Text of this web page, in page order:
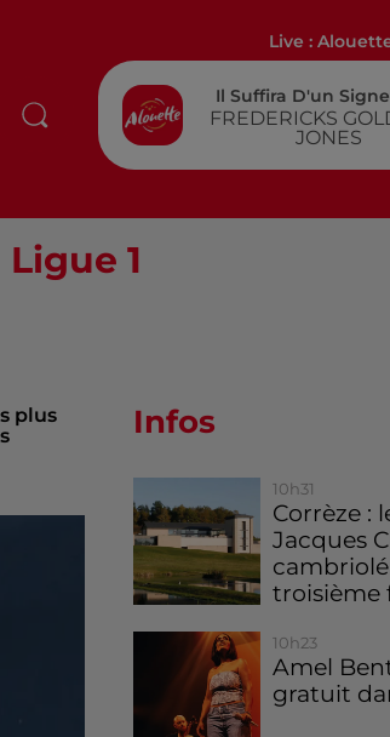
Live :
Il Suffira D'un
FREDERICKS
JONES
1
plus
Infos
10h31
Corrèze :
Jacques
troisième
10h23
Amel
gratuit